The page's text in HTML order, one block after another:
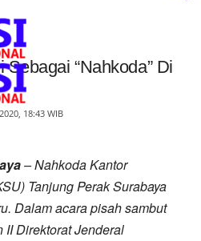
“Nahkoda” Di
18:43 WIB
– Nahkoda Kantor
Tanjung Perak Surabaya
Dalam acara pisah sambut
II Direktorat Jenderal